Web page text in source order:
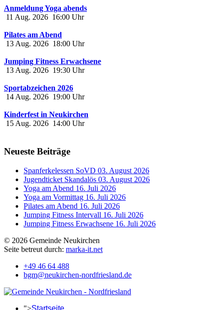
Anmeldung Yoga abends
11 Aug. 2026 16:00 Uhr
Pilates am Abend
13 Aug. 2026 18:00 Uhr
Jumping Fitness Erwachsene
13 Aug. 2026 19:30 Uhr
Sportabzeichen 2026
14 Aug. 2026 19:00 Uhr
Kinderfest in Neukirchen
15 Aug. 2026 14:00 Uhr
Neueste Beiträge
Spanferkelessen SoVD 03. August 2026
Jugendticket Skandalös 03. August 2026
Yoga am Abend 16. Juli 2026
Yoga am Vormittag 16. Juli 2026
Pilates am Abend 16. Juli 2026
Jumping Fitness Intervall 16. Juli 2026
Jumping Fitness Erwachsene 16. Juli 2026
© 2026 Gemeinde Neukirchen
Seite betreut durch: marka-it.net
+49 46 64 488
bgm@neukirchen-nordfriesland.de
">Startseite